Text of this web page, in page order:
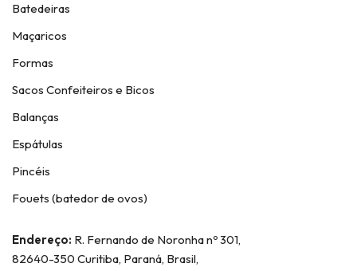
Batedeiras
Maçaricos
Formas
Sacos Confeiteiros e Bicos
Balanças
Espátulas
Pincéis
Fouets (batedor de ovos)
Endereço: R. Fernando de Noronha nº 301,
82640-350 Curitiba, Paraná, Brasil,